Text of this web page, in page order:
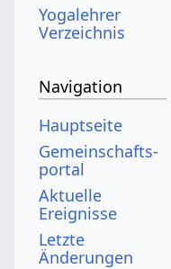
Yogalehrer
Verzeichnis
Navigation
Hauptseite
Gemeinschafts­
portal
Aktuelle
Ereignisse
Letzte
Änderungen